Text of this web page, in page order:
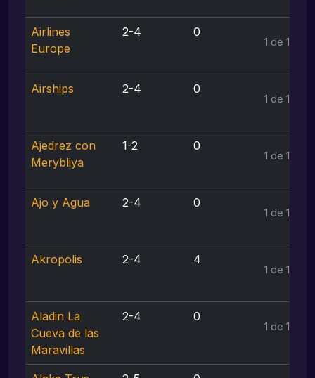
Airlines
Europe
2-4 0
1 de 1
Airships 2-4 0
1 de 1
Ajedrez con
Merybliya
1-2 0
1 de 1
Ajo y Agua 2-4 0
1 de 1
Akropolis 2-4 4
1 de 1
Aladin La
Cueva de las
Maravillas
2-4 0
1 de 1